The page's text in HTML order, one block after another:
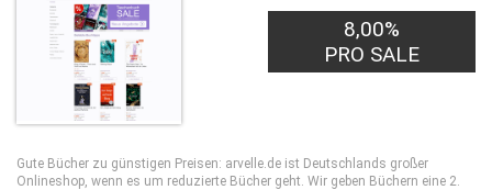
8,00%
PRO SALE
Gute Bücher zu günstigen Preisen: arvelle.de ist Deutschlands großer
Onlineshop, wenn es um reduzierte Bücher geht. Wir geben Büchern eine 2.